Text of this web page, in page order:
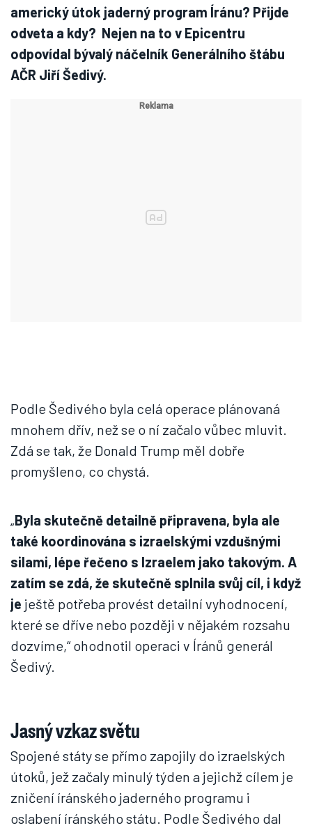
americký útok jaderný program Íránu? Přijde
odveta a kdy? Nejen na to v Epicentru
odpovídal bývalý náčelník Generálního štábu
AČR Jiří Šedivý.
Podle Šedivého byla celá operace plánovaná
mnohem dřív, než se o ní začalo vůbec mluvit.
Zdá se tak, že Donald Trump měl dobře
promyšleno, co chystá.
„Byla skutečně detailně připravena, byla ale
také koordinována s izraelskými vzdušnými
silami, lépe řečeno s Izraelem jako takovým. A
zatím se zdá, že skutečně splnila svůj cíl, i když
je ještě potřeba provést detailní vyhodnocení,
které se dříve nebo později v nějakém rozsahu
dozvíme,“ ohodnotil operaci v Íránů generál
Šedivý.
Jasný vzkaz světu
Spojené státy se přímo zapojily do izraelských
útoků, jež začaly minulý týden a jejichž cílem je
zničení íránského jaderného programu i
oslabení íránského státu. Podle Šedivého dal